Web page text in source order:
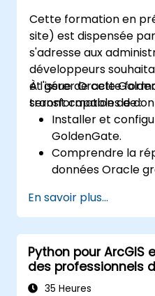
Cette formation en
site) est dispensée
s'adresse aux
développeurs
et gérer Oracle
transformation de
À l'issue de cette
seront capables de :
Installer et
GoldenGate.
Comprendre la
données Oracle
Maîtriser
GoldenGate.
Configurer et
une migration de
Optimiser les
GoldenGate et
En savoir plus...
Python pour ArcGIS
des professionnels
Terre et de l’ingénierie
35 Heures